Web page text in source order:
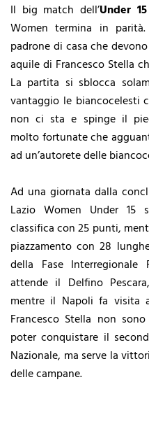
Il big match dell’Under 15
Women termina in
padrone di casa che
aquile di Francesco Stella
La partita si sblocca
vantaggio le biancocelesti
non ci sta e spinge il
molto fortunate che
ad un’autorete delle
Ad una giornata dalla
Lazio Women Under 15
classifica con 25 punti,
piazzamento con 28
della Fase Interregionale
attende il Delfino
mentre il Napoli fa visita
Francesco Stella non
poter conquistare il
Nazionale, ma serve la
delle campane.